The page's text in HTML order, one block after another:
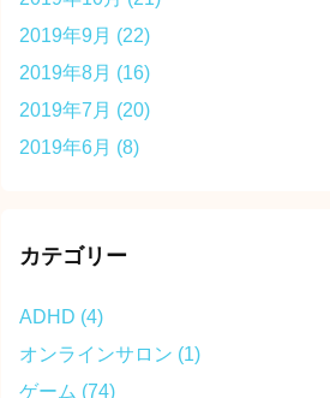
2019年9月 (22)
2019年8月 (16)
2019年7月 (20)
2019年6月 (8)
カテゴリー
ADHD (4)
オンラインサロン (1)
ゲーム (74)